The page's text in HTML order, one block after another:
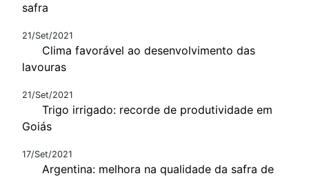
safra
21/Set/2021
Clima favorável ao desenvolvimento das
lavouras
21/Set/2021
Trigo irrigado: recorde de produtividade em
Goiás
17/Set/2021
Argentina: melhora na qualidade da safra de